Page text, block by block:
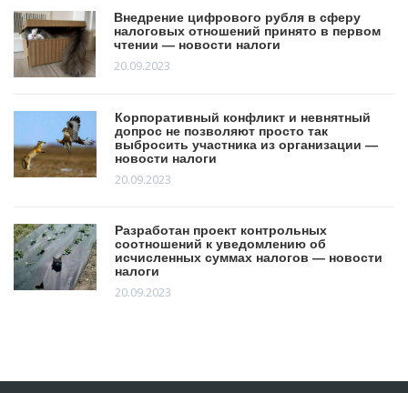
Внедрение цифрового рубля в сферу
налоговых отношений принято в первом
чтении — новости налоги
20.09.2023
Корпоративный конфликт и невнятный
допрос не позволяют просто так
выбросить участника из организации —
новости налоги
20.09.2023
Разработан проект контрольных
соотношений к уведомлению об
исчисленных суммах налогов — новости
налоги
20.09.2023